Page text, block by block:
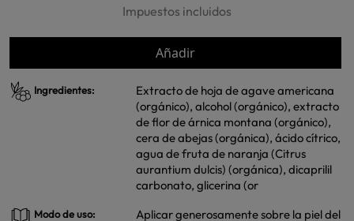
Impuestos incluidos
Añadir
Ingredientes:
Extracto de hoja de agave americana
(orgánico), alcohol (orgánico), extracto
de flor de árnica montana (orgánico),
cera de abejas (orgánica), ácido cítrico,
agua de fruta de naranja (Citrus
aurantium dulcis) (orgánica), dicaprilil
carbonato, glicerina (or
Modo de uso:
Aplicar generosamente sobre la piel del